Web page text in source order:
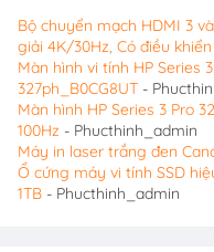
Bộ chuyển mạch HDMI 3
giải 4K/30Hz, Có điều
Màn hình vi tính HP Series
327ph_B0CG8UT -
Màn hình HP Series 3 Pro
100Hz - Phucthinh_admin
Máy in laser trắng đen
Ổ cứng máy vi tính SSD
1TB - Phucthinh_admin